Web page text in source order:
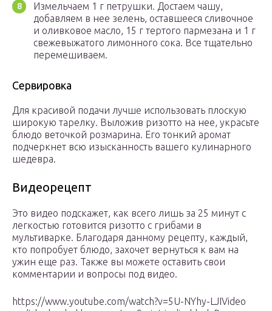
Измельчаем 1 г петрушки. Достаем чашу,
добавляем в нее зелень, оставшееся сливочное
и оливковое масло, 15 г тертого пармезана и 1 г
свежевыжатого лимонного сока. Все тщательно
перемешиваем.
Сервировка
Для красивой подачи лучше использовать плоскую
широкую тарелку. Выложив ризотто на нее, украсьте
блюдо веточкой розмарина. Его тонкий аромат
подчеркнет всю изысканность вашего кулинарного
шедевра.
Видеорецепт
Это видео подскажет, как всего лишь за 25 минут с
легкостью готовится ризотто с грибами в
мультиварке. Благодаря данному рецепту, каждый,
кто попробует блюдо, захочет вернуться к вам на
ужин еще раз. Также вы можете оставить свои
комментарии и вопросы под видео.
https://www.youtube.com/watch?v=5U-NYhy-LJIVideo